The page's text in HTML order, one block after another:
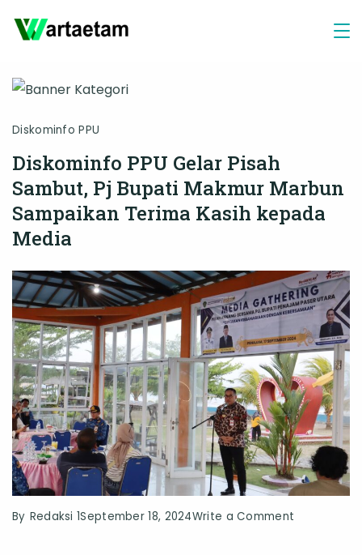
Diskominfo PPU
Diskominfo PPU Gelar Pisah
Sambut, Pj Bupati Makmur Marbun
Sampaikan Terima Kasih kepada
Media
By Redaksi 1September 18, 2024Write a Comment